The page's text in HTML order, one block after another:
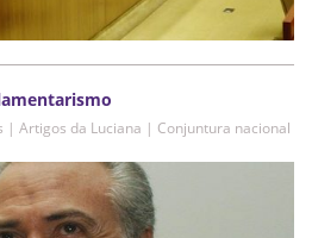
| Artigos da Luciana | Conjuntura nacional